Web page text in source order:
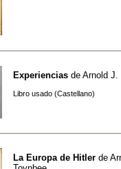
Experiencias de Arnold J.
Libro usado (Castellano)
La Europa de Hitler de